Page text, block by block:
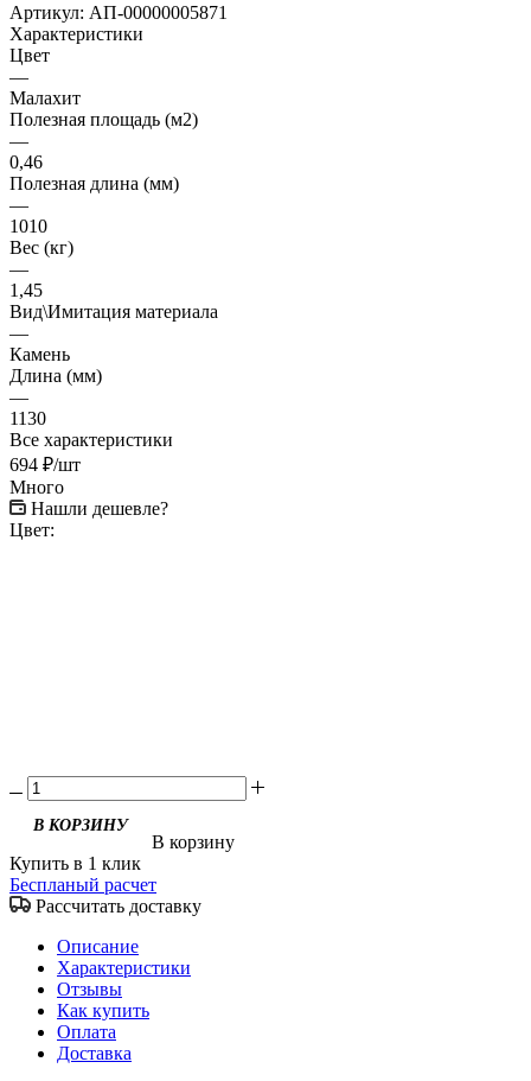
Артикул: АП-00000005871
Характеристики
Цвет
—
Малахит
Полезная площадь (м2)
—
0,46
Полезная длина (мм)
—
1010
Вес (кг)
—
1,45
Вид\Имитация материала
—
Камень
Длина (мм)
—
1130
Все характеристики
694 ₽/шт
Много
Нашли дешевле?
Цвет:
В корзину
Купить в 1 клик
Беспланый расчет
Рассчитать доставку
Описание
Характеристики
Отзывы
Как купить
Оплата
Доставка